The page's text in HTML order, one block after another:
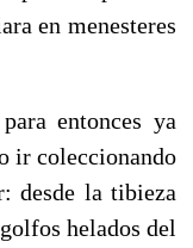
en menesteres
entonces ya
ir coleccionando
desde la tibieza
helados del